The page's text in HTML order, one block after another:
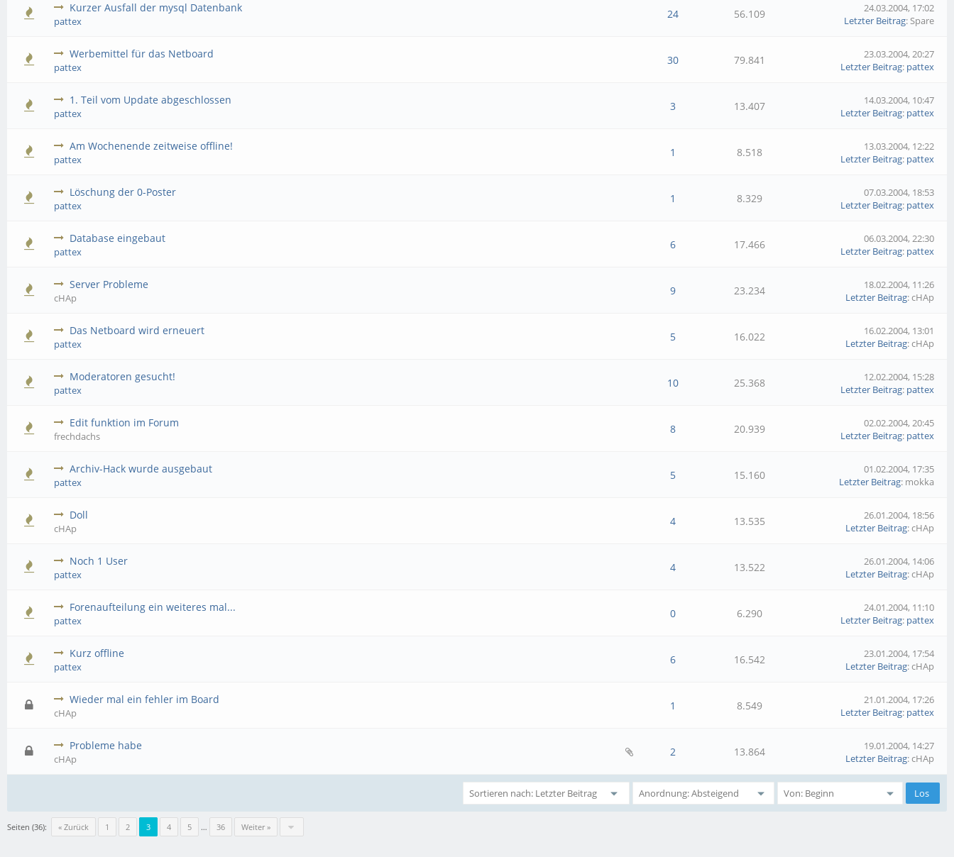
Kurzer Ausfall der mysql Datenbank
pattex
24 56.109
24.03.2004, 17:02
Letzter Beitrag: Spare
Werbemittel für das Netboard
pattex
30 79.841
23.03.2004, 20:27
Letzter Beitrag: pattex
1. Teil vom Update abgeschlossen
pattex
3 13.407
14.03.2004, 10:47
Letzter Beitrag: pattex
Am Wochenende zeitweise offline!
pattex
1 8.518
13.03.2004, 12:22
Letzter Beitrag: pattex
Löschung der 0-Poster
pattex
1 8.329
07.03.2004, 18:53
Letzter Beitrag: pattex
Database eingebaut
pattex
6 17.466
06.03.2004, 22:30
Letzter Beitrag: pattex
Server Probleme
cHAp
9 23.234
18.02.2004, 11:26
Letzter Beitrag: cHAp
Das Netboard wird erneuert
pattex
5 16.022
16.02.2004, 13:01
Letzter Beitrag: cHAp
Moderatoren gesucht!
pattex
10 25.368
12.02.2004, 15:28
Letzter Beitrag: pattex
Edit funktion im Forum
frechdachs
8 20.939
02.02.2004, 20:45
Letzter Beitrag: pattex
Archiv-Hack wurde ausgebaut
pattex
5 15.160
01.02.2004, 17:35
Letzter Beitrag: mokka
Doll
cHAp
4 13.535
26.01.2004, 18:56
Letzter Beitrag: cHAp
Noch 1 User
pattex
4 13.522
26.01.2004, 14:06
Letzter Beitrag: cHAp
Forenaufteilung ein weiteres mal...
pattex
0 6.290
24.01.2004, 11:10
Letzter Beitrag: pattex
Kurz offline
pattex
6 16.542
23.01.2004, 17:54
Letzter Beitrag: cHAp
Wieder mal ein fehler im Board
cHAp
1 8.549
21.01.2004, 17:26
Letzter Beitrag: pattex
Probleme habe
cHAp
2 13.864
19.01.2004, 14:27
Letzter Beitrag: cHAp
Seiten (36): « Zurück 1 2 3 4 5 … 36 Weiter »